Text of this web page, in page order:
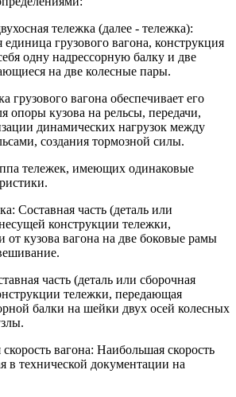
тележка (далее - тележка):
единица грузового вагона, конструкция
одну надрессорную балку и две
на две колесные пары.
грузового вагона обеспечивает его
опоры кузова на рельсы, передачи,
динамических нагрузок между
создания тормозной силы.
тележек, имеющих одинаковые
Составная часть (деталь или
конструкции тележки,
от кузова вагона на две боковые рамы
часть (деталь или сборочная
тележки, передающая
балки на шейки двух осей колесных
вагона: Наибольшая скорость
в технической документации на